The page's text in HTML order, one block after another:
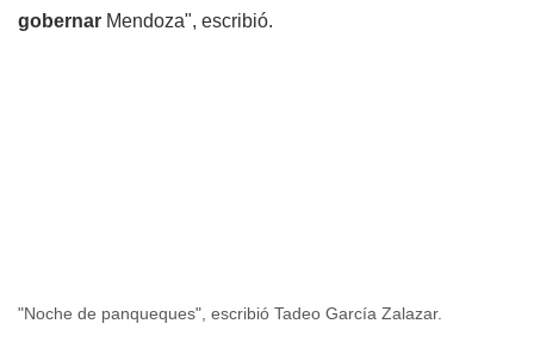
gobernar Mendoza", escribió.
"Noche de panqueques", escribió Tadeo García Zalazar.